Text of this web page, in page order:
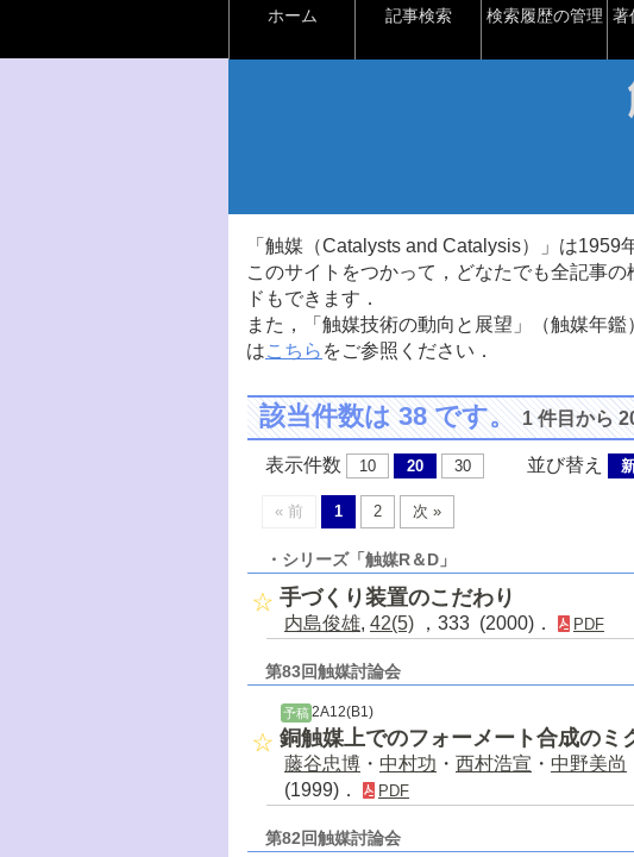
ホーム 記事検索 検索履歴の管理 著
「触媒（Catalysts and Catalysis）」は1959
このサイトをつかって，どなたでも全記事
ドもできます．
また，「触媒技術の動向と展望」（触媒年
はこちら をご参照ください．
該当件数は 38 です。1 件目から
表示件数 10 20 30 並び替え
« 前 1 2 次 »
・シリーズ「触媒R＆D」
手づくり装置のこだわり
内島俊雄, 42(5) ，333 (2000)． PDF
第83回触媒討論会
予稿 2A12(B1)
銅触媒上でのフォーメート合成のミ
藤谷忠博 ・ 中村功 ・ 西村浩宣 ・ 中野美尚
(1999)．
PDF
第82回触媒討論会